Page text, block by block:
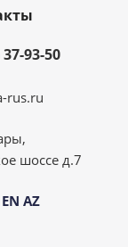
93-50
rus.ru
шоссе д.7
EN AZ